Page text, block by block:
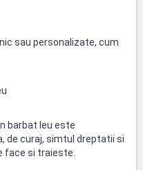
sau personalizate, cum
barbat leu este
de curaj, simtul dreptatii si
face si traieste.